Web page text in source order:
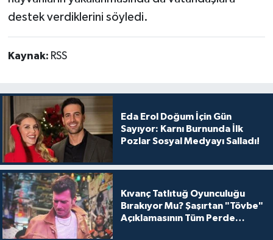
destek verdiklerini söyledi.
Kaynak: RSS
Eda Erol Doğum İçin Gün
Sayıyor: Karnı Burnunda İlk
Pozlar Sosyal Medyayı Salladı!
Kıvanç Tatlıtuğ Oyunculuğu
Bırakıyor Mu? Şaşırtan "Tövbe"
Açıklamasının Tüm Perde